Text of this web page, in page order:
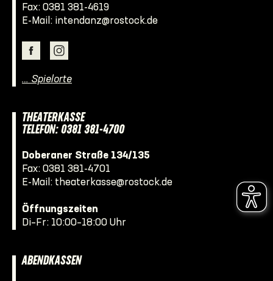
Fax: 0381 381-4619
E-Mail: intendanz@rostock.de
… Spielorte
THEATERKASSE
TELEFON: 0381 381-4700
Doberaner Straße 134/135
Fax: 0381 381-4701
E-Mail: theaterkasse@rostock.de
Öffnungszeiten
Di–Fr: 10:00–18:00 Uhr
ABENDKASSEN